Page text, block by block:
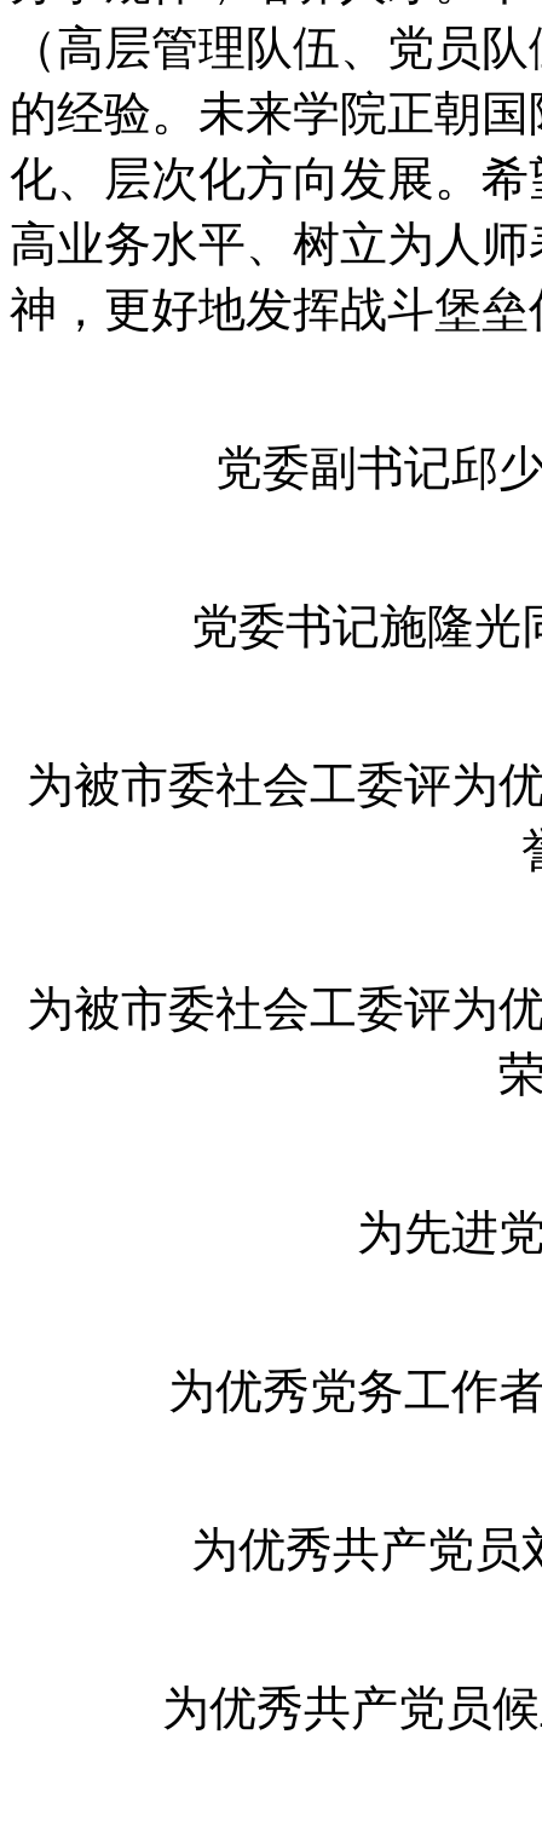
（高层管理队伍、党员
的经验。未来学院正朝
化、层次化方向发展。
高业务水平、树立为人
神，更好地发挥战斗堡
党委副书记邱
党委书记施隆光
为被市委社会工委评为
为被市委社会工委评为
为先进
为优秀党务工作
为优秀共产党员
为优秀共产党员